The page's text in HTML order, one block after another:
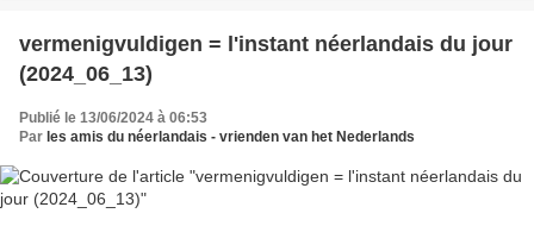
vermenigvuldigen = l'instant néerlandais du jour
(2024_06_13)
Publié le 13/06/2024 à 06:53
Par les amis du néerlandais - vrienden van het Nederlands